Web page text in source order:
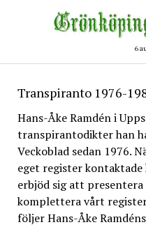
6
Transpiranto 1976-
Hans-Åke Ramdén i
transpirantodikter han
Veckoblad sedan 1976.
eget register
erbjöd sig att
komplettera vårt
följer Hans-Åke